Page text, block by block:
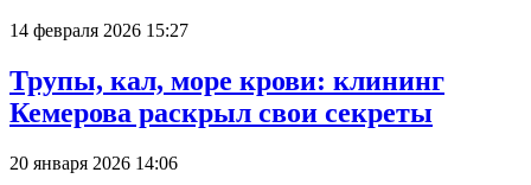
14 февраля 2026 15:27
Трупы, кал, море крови: клининг
Кемерова раскрыл свои секреты
20 января 2026 14:06